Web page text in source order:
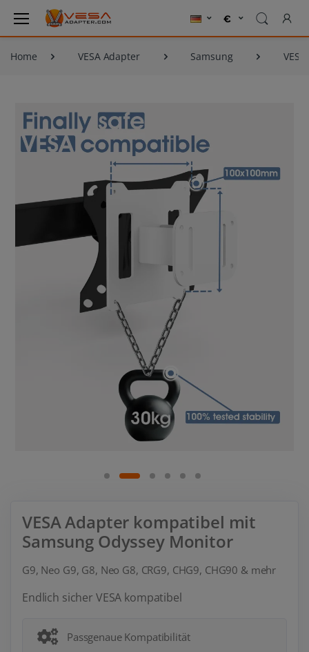
Home VESA Adapter Samsung
VESA Adapter kompatibel mit
Samsung Odyssey Monitor
G9, Neo G9, G8, Neo G8, CRG9, CHG9, CHG90 & mehr
Endlich sicher VESA kompatibel
Passgenaue Kompatibilität